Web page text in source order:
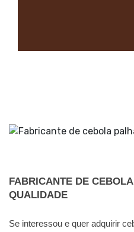
FABRICANTE DE
QUALIDADE
Se interessou e quer adquirir